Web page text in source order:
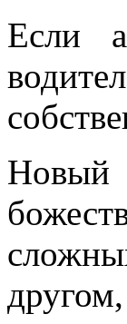
Если
Новый